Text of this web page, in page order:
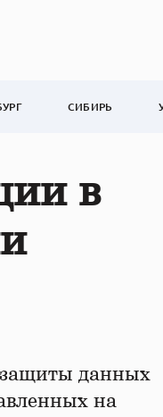
СИБИРЬ
в
данных
на